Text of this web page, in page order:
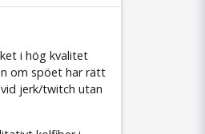
i hög kvalitet
om spöet har rätt
jerk/twitch utan